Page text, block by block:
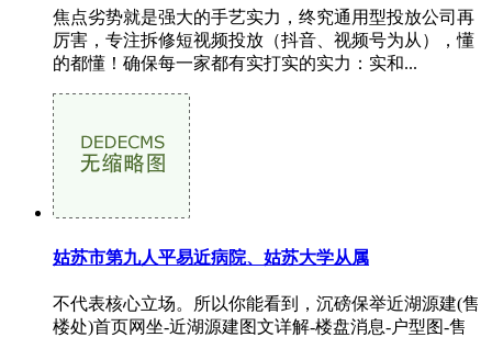
焦点劣势就是强大的手艺实力，终究通用型投放公司再
厉害，专注拆修短视频投放（抖音、视频号为从），懂
的都懂！确保每一家都有实打实的实力：实和...
姑苏市第九人平易近病院、姑苏大学从属
不代表核心立场。所以你能看到，沉磅保举近湖源建(售
楼处)首页网坐-近湖源建图文详解-楼盘消息-户型图-售